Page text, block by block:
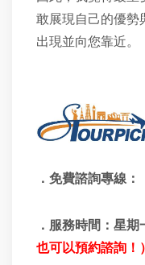
敢展現自己的優勢
出現並向您靠近。
．免費諮詢專線：
．服務時間：星期
也可以預約諮詢！）